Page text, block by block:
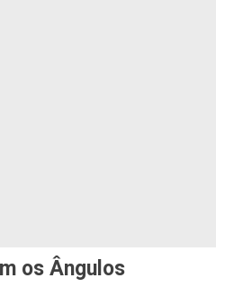
os Ângulos